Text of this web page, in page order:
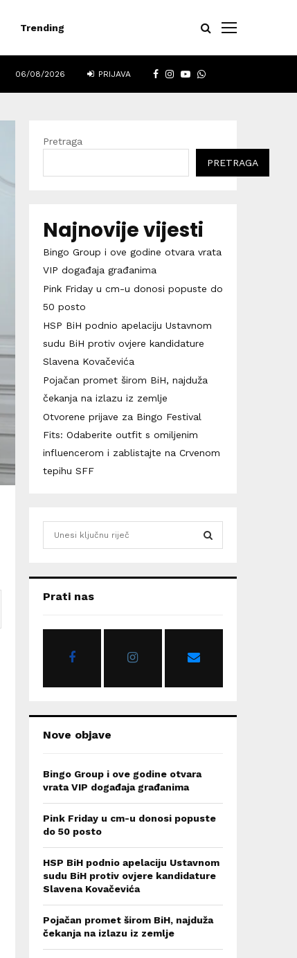
Trending
FACEBOOK
INSTAGRAM
YOUTUBE
WHATSAPP
06/08/2026 PRIJAVA
Pretraga
PRETRAGA
Najnovije vijesti
Bingo Group i ove godine otvara vrata
VIP događaja građanima
Pink Friday u cm-u donosi popuste do
50 posto
HSP BiH podnio apelaciju Ustavnom
sudu BiH protiv ovjere kandidature
Slavena Kovačevića
Pojačan promet širom BiH, najduža
čekanja na izlazu iz zemlje
Otvorene prijave za Bingo Festival
Fits: Odaberite outfit s omiljenim
influencerom i zablistajte na Crvenom
tepihu SFF
h
o
Prati nas
Nove objave
Bingo Group i ove godine otvara
vrata VIP događaja građanima
Pink Friday u cm-u donosi popuste
do 50 posto
HSP BiH podnio apelaciju Ustavnom
sudu BiH protiv ovjere kandidature
Slavena Kovačevića
Pojačan promet širom BiH, najduža
čekanja na izlazu iz zemlje